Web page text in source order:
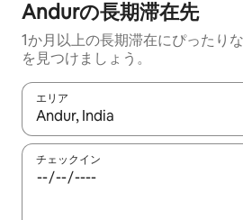
Andurの長期滞在先
1か月以上の長期滞在にぴったり
を見つけましょう。
エリア
検索結果が表示されたら、上下の
チェックイン